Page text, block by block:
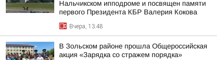
Нальчикском ипподроме и посвящен памяти
первого Президента КБР Валерия Кокова
Вчера, 13:48
В Зольском районе прошла Общероссийская
акция «Зарядка со стражем порядка»